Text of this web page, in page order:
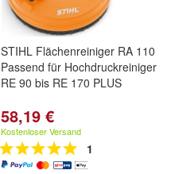
STIHL Flächenreiniger RA 110
Passend für Hochdruckreiniger
RE 90 bis RE 170 PLUS
58,19 €
Kostenloser Versand
1